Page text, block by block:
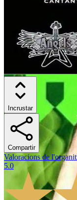
Incrustar
Compartir
Valoracions de
5.0